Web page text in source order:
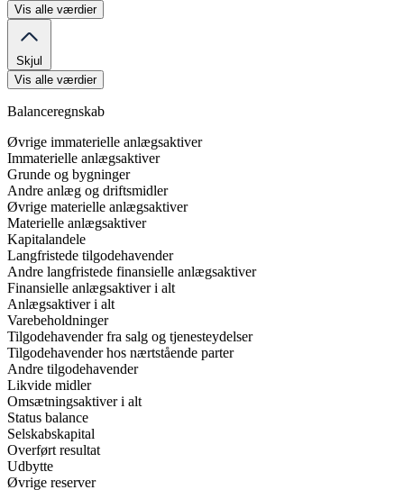
Vis alle værdier
Skjul
Vis alle værdier
Balanceregnskab
Øvrige immaterielle anlægsaktiver
Immaterielle anlægsaktiver
Grunde og bygninger
Andre anlæg og driftsmidler
Øvrige materielle anlægsaktiver
Materielle anlægsaktiver
Kapitalandele
Langfristede tilgodehavender
Andre langfristede finansielle anlægsaktiver
Finansielle anlægsaktiver i alt
Anlægsaktiver i alt
Varebeholdninger
Tilgodehavender fra salg og tjenesteydelser
Tilgodehavender hos nærtstående parter
Andre tilgodehavender
Likvide midler
Omsætningsaktiver i alt
Status balance
Selskabskapital
Overført resultat
Udbytte
Øvrige reserver